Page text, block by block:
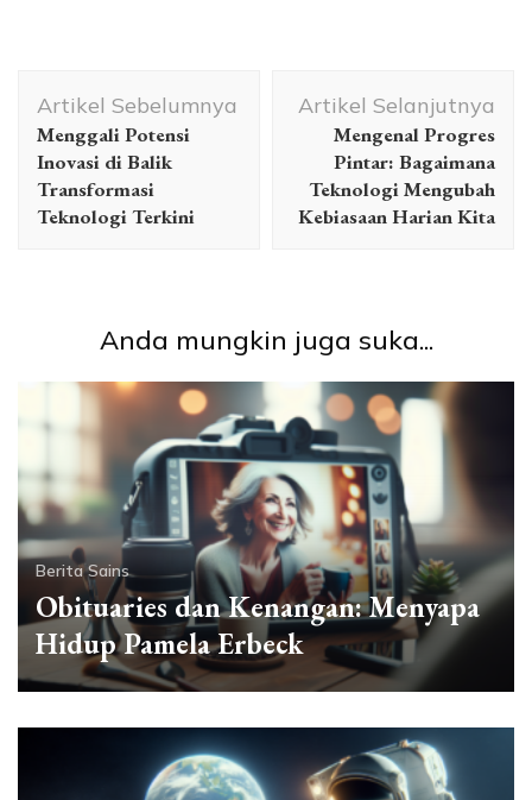
Artikel
Artikel Sebelumnya
Menggali Potensi
Inovasi di Balik
Transformasi
Teknologi Terkini
Artikel Selanjutnya
Mengenal Progres
Pintar: Bagaimana
Teknologi Mengubah
Kebiasaan Harian Kita
Anda mungkin juga suka...
Berita Sains
Obituaries dan Kenangan: Menyapa
Hidup Pamela Erbeck